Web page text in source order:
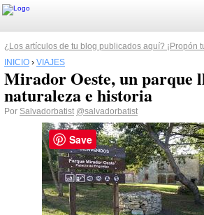
¿Los artículos de tu blog publicados aquí? ¡Propón
INICIO › VIAJES
Mirador Oeste, un parque
naturaleza e historia
Por Salvadorbatist @salvadorbatist
Save